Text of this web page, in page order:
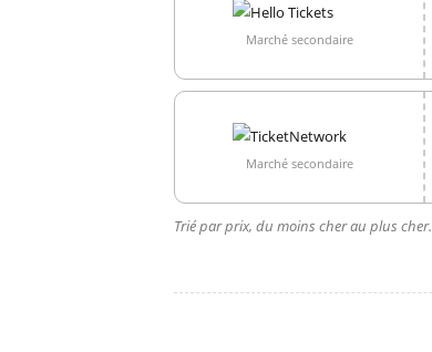
Marché secondaire
Marché secondaire
Trié par prix, du moins cher au plus